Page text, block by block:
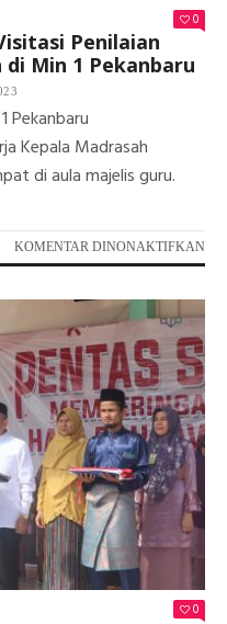
0
Penilaian
Min 1 Pekanbaru
Pekanbaru
Kepala Madrasah
di aula majelis guru.
KOMENTAR DINONAKTIFKAN
TIM
DI
0